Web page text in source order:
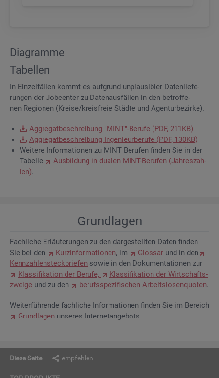
Dia­gram­me
Ta­bel­len
In Ein­zel­fäl­len kommt es auf­grund un­plau­si­bler Da­ten­lie­fe­
run­gen der Job­cen­ter zu Da­ten­aus­fäl­len in den be­trof­fe­
nen Re­gio­nen (Krei­se/kreis­freie Städ­te und Agen­tur­be­zir­ke).
Ag­gre­gat­be­schrei­bung "MINT"-Be­ru­fe (PDF, 211KB)
Ag­gre­gat­be­schrei­bung In­ge­nieur­be­ru­fe (PDF, 130KB)
Wei­te­re In­for­ma­tio­nen zu MINT Be­ru­fen fin­den Sie in der
Ta­bel­le
Aus­bil­dung in dua­len MINT-Be­ru­fen (Jah­res­zah­
len).
Grund­la­gen
Fach­li­che Er­läu­te­run­gen zu den dar­ge­stell­ten Daten fin­den
Sie bei den
Kurz­in­for­ma­tio­nen, im Glos­sar und in den
Kenn­zah­len­steck­brie­fen sowie in den Do­ku­men­ta­tio­nen zur
Klas­si­fi­ka­ti­on der Be­ru­fe,
Klas­si­fi­ka­ti­on der Wirt­schafts­
zwei­ge und zu den be­rufs­spe­zi­fi­schen Ar­beits­lo­sen­quo­ten.
Wei­ter­füh­ren­de fach­li­che In­for­ma­tio­nen fin­den Sie im Be­reich
Grund­la­gen un­se­res In­ter­net­an­ge­bots.
Diese Seite empfehlen